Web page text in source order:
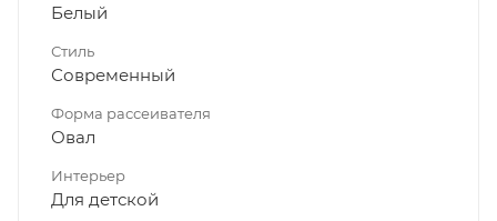
Белый
Стиль
Современный
Форма рассеивателя
Овал
Интерьер
Для детской